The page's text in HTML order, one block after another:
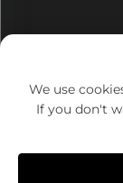
المحدودة. جميع
We use
If you don't